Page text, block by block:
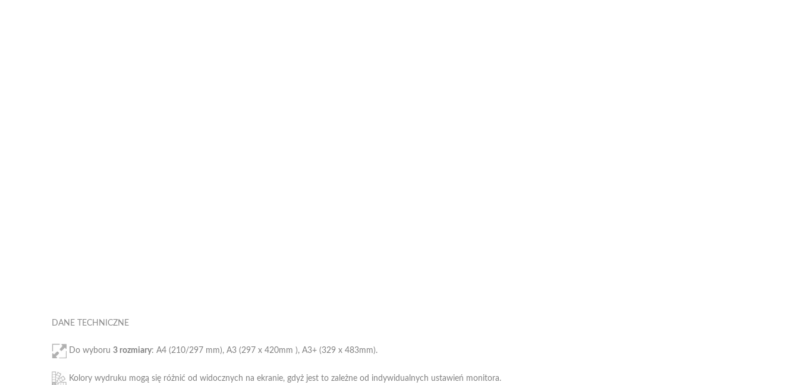
DANE TECHNICZNE
Do wyboru 3 rozmiary: A4 (210/297 mm), A3 (297 x 420mm ), A3+ (329 x 483mm).
Kolory wydruku mogą się różnić od widocznych na ekranie, gdyż jest to zależne od indywidualnych ustawień monitora.